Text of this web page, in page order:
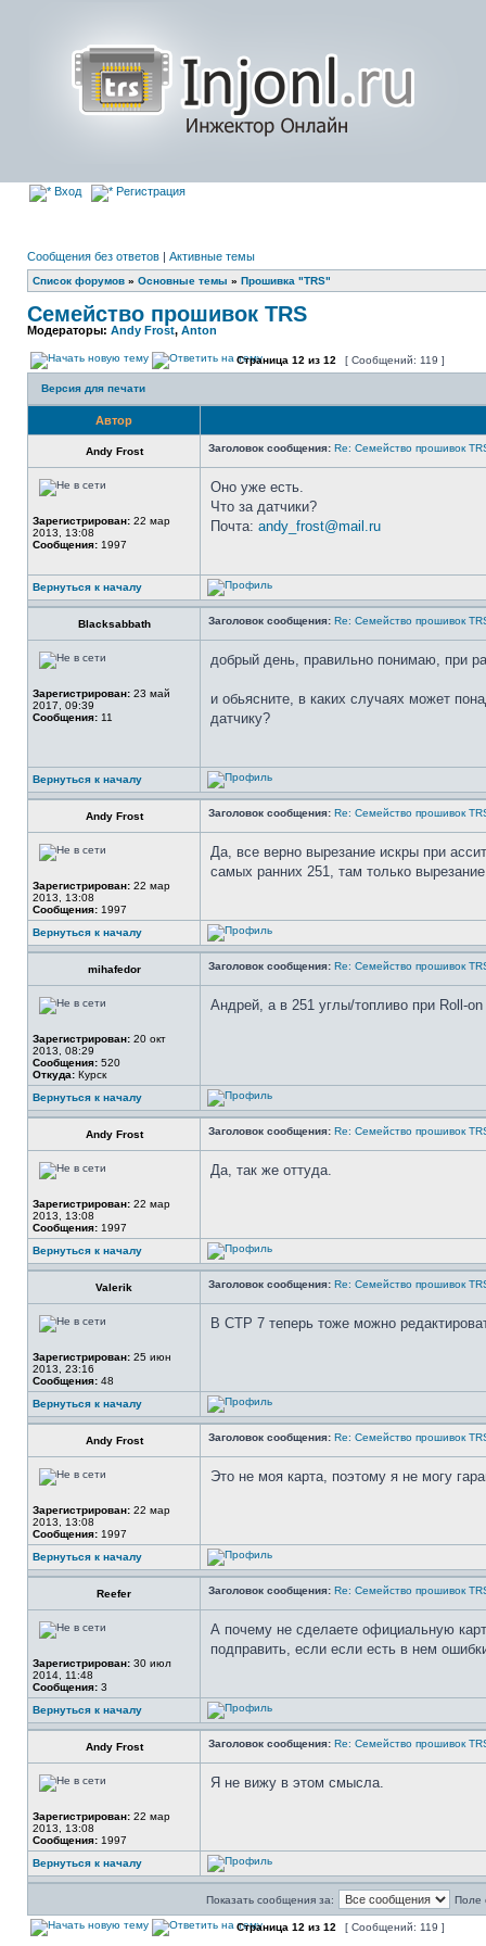
Вход Регистрация
Сообщения без ответов | Активные темы
Список форумов » Основные темы » Прошивка "TRS"
Семейство прошивок TRS
Модераторы: Andy Frost, Anton
Страница 12 из 12 [ Сообщений: 119 ]
Версия для печати
Автор
Andy Frost Заголовок сообщения: Re: Семейство прошивок
Зарегистрирован: 22 мар
2013, 13:08
Сообщения: 1997
Оно уже есть.
Что за датчики?
Почта: andy_frost@mail.ru
Вернуться к началу
Blacksabbath Заголовок сообщения: Re: Семейство прошивок
Зарегистрирован: 23 май
2017, 09:39
Сообщения: 11
добрый день, правильно понимаю, при
и обьясните, в каких случаях может
датчику?
Вернуться к началу
Andy Frost Заголовок сообщения: Re: Семейство прошивок
Зарегистрирован: 22 мар
2013, 13:08
Сообщения: 1997
Да, все верно вырезание искры при
самых ранних 251, там только
Вернуться к началу
mihafedor Заголовок сообщения: Re: Семейство прошивок
Зарегистрирован: 20 окт
2013, 08:29
Сообщения: 520
Откуда: Курск
Андрей, а в 251 углы/топливо при Roll-
Вернуться к началу
Andy Frost Заголовок сообщения: Re: Семейство прошивок
Зарегистрирован: 22 мар
2013, 13:08
Сообщения: 1997
Да, так же оттуда.
Вернуться к началу
Valerik Заголовок сообщения: Re: Семейство прошивок
Зарегистрирован: 25 июн
2013, 23:16
Сообщения: 48
В СТР 7 теперь тоже можно
Вернуться к началу
Andy Frost Заголовок сообщения: Re: Семейство прошивок
Зарегистрирован: 22 мар
2013, 13:08
Сообщения: 1997
Это не моя карта, поэтому я не могу
Вернуться к началу
Reefer Заголовок сообщения: Re: Семейство прошивок
Зарегистрирован: 30 июл
2014, 11:48
Сообщения: 3
А почему не сделаете официальную
подправить, если если есть в нем
Вернуться к началу
Andy Frost Заголовок сообщения: Re: Семейство прошивок
Зарегистрирован: 22 мар
2013, 13:08
Сообщения: 1997
Я не вижу в этом смысла.
Вернуться к началу
Показать сообщения за: Поле
Страница 12 из 12 [ Сообщений: 119 ]